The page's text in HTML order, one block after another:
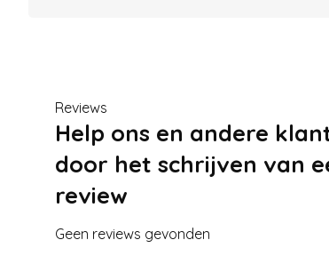
Reviews
Help ons en andere
door het schrijven van
review
Geen reviews gevonden